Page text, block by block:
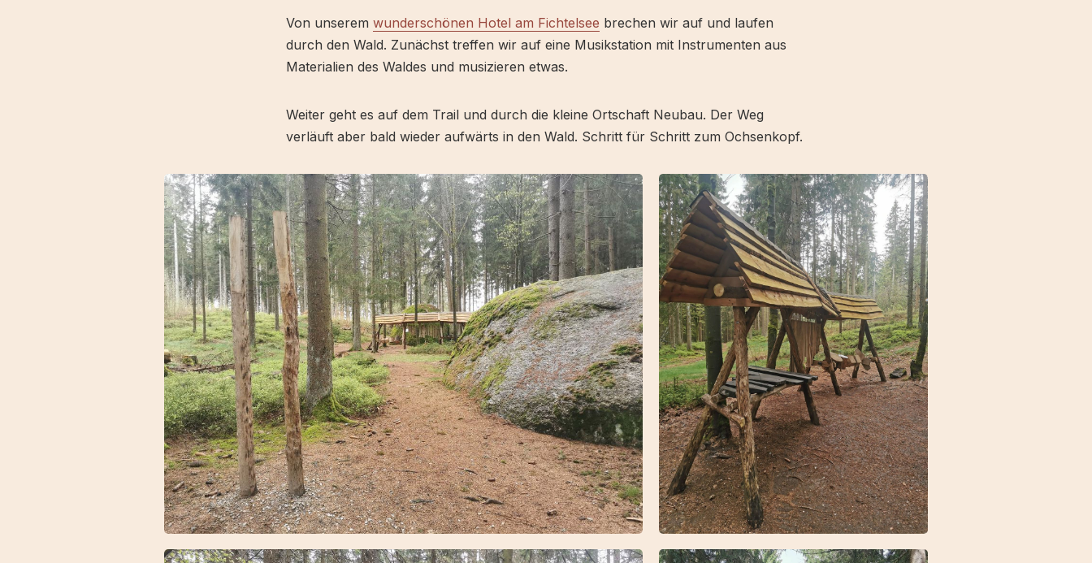
Von unserem wunderschönen Hotel am Fichtelsee brechen wir auf und laufen
durch den Wald. Zunächst treffen wir auf eine Musikstation mit Instrumenten aus
Materialien des Waldes und musizieren etwas.
Weiter geht es auf dem Trail und durch die kleine Ortschaft Neubau. Der Weg
verläuft aber bald wieder aufwärts in den Wald. Schritt für Schritt zum Ochsenkopf.